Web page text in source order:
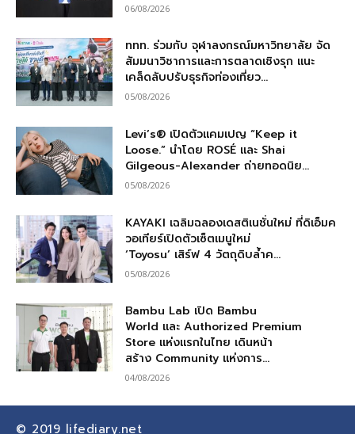
06/08/2026
ททท. ร่วมกับ จุฬาลงกรณ์มหาวิทยาลัย จัด
สัมมนาวิชาการและการตลาดเชิงรุก แนะ
เคล็ดลับปรับธุรกิจท่องเที่ยว...
05/08/2026
Levi’s® เปิดตัวแคมเปญ “Keep it
Loose.” นำโดย ROSÉ และ Shai
Gilgeous-Alexander ถ่ายทอดนิย...
05/08/2026
KAYAKI เฉลิมฉลองเดสติเนชั่นใหม่ ที่ดิเอ็มค
วอเทียร์เปิดตัวเซ็ตเมนูใหม่
‘Toyosu’ เสิร์ฟ 4 วัตถุดิบล้ำค...
05/08/2026
Bambu Lab เปิด Bambu
World และ Authorized Premium
Store แห่งแรกในไทย เดินหน้า
สร้าง Community แห่งการ...
04/08/2026
© 2019 lifediary.net